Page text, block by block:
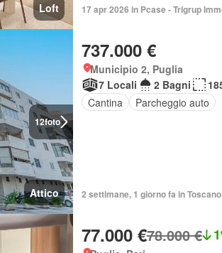
Loft 17 apr 2026 in Pcase - Trigrup
12foto
Attico
737.000 €
Municipio 2, Puglia
7 Locali
2 Bagni
Cantina
Parcheggio auto
2 settimane, 1 giorno fa in
77.000 €78.000 €